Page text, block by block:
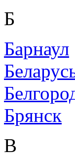
Б
Барнаул
Брянск
В